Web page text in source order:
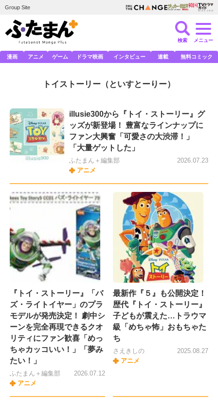
Group Site
検索 メニュー
漫画 アニメ ゲーム ドラマ映画 インタビュー 連載 無料コミック
トイストーリー （といすとーりー）
illusie300から『トイ・ストーリー』グ
ッズが新登場！ 豊富なラインナップに
ファン大興奮「可愛さの大渋滞！」
「大量ゲットした」
ふたまん＋編集部
アニメ
2026.07.23
『トイ・ストーリー』「バ
ズ・ライトイヤー」のプラ
モデルが発売決定！ 劇中シ
ーンを完全再現できるクオ
リティにファン歓喜「めっ
ちゃカッコいい！」「夢み
たい！」
ふたまん＋編集部
アニメ
2026.07.12
最新作『５』も公開決定！
歴代『トイ・ストーリー』
子どもが震えた…トラウマ
級「めちゃ怖」おもちゃた
ち
さえきしの
アニメ
2025.08.27